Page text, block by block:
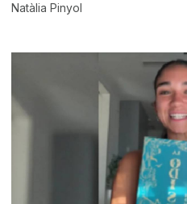
Natàlia Pinyol